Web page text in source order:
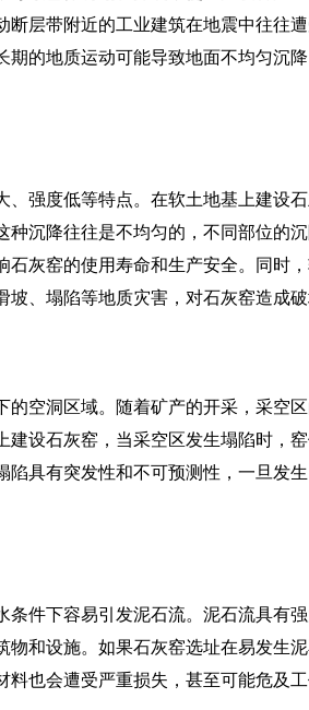
层带附近的工业建筑在地震中往往
期的地质运动可能导致地面不均匀沉
、强度低等特点。在软土地基上建设
种沉降往往是不均匀的，不同部位的
石灰窑的使用寿命和生产安全。同时
、塌陷等地质灾害，对石灰窑造成破
的空洞区域。随着矿产的开采，采空
建设石灰窑，当采空区发生塌陷时，
陷具有突发性和不可预测性，一旦发
条件下容易引发泥石流。泥石流具有
和设施。如果石灰窑选址在易发生
也会遭受严重损失，甚至可能危及工